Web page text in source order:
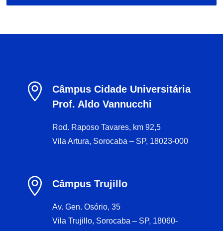

Câmpus Cidade Universitária
Prof. Aldo Vannucchi
Rod. Raposo Tavares, km 92,5
Vila Artura, Sorocaba – SP, 18023-000
 Câmpus Trujillo
Av. Gen. Osório, 35
Vila Trujillo, Sorocaba – SP, 18060-